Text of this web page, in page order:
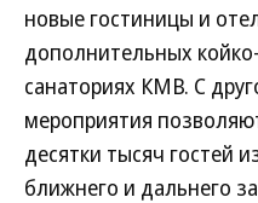
новые гостиницы и
дополнительных
санаториях КМВ. С
мероприятия
десятки тысяч гостей
ближнего и дальнего